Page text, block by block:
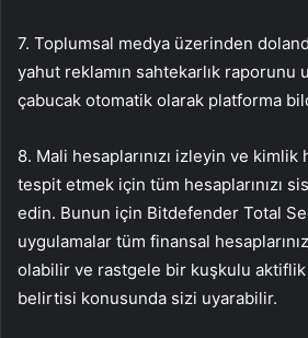
7. Toplumsal medya üzerinden
yahut reklamın sahtekarlık raporunu
çabucak otomatik olarak platforma
8. Mali hesaplarınızı izleyin ve kimlik
tespit etmek için tüm hesaplarınızı
edin. Bunun için Bitdefender Total
uygulamalar tüm finansal
olabilir ve rastgele bir kuşkulu aktiflik
belirtisi konusunda sizi uyarabilir.